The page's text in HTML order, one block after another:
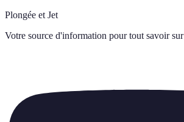
Plongée et Jet
Votre source d'information pour tout savoir sur